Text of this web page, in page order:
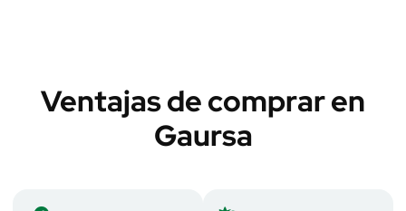
Ventajas de comprar en
Gaursa